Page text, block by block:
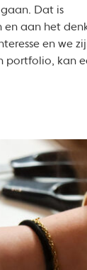
Dat is
en aan het
en we
portfolio, kan